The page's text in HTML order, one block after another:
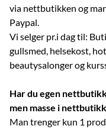
via nettbutikken og
Paypal.
Vi selger pr.i dag til:
gullsmed, helsekost,
beautysalonger og
Har du egen
men masse i
Man trenger kun 1